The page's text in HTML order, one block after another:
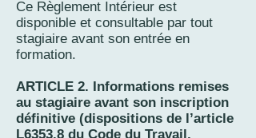
Ce Règlement Intérieur est
disponible et consultable par tout
stagiaire avant son entrée en
formation.
ARTICLE 2. Informations remises
au stagiaire avant son inscription
définitive (dispositions de l’article
L6353.8 du Code du Travail,